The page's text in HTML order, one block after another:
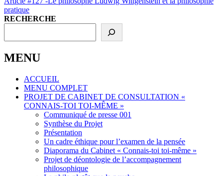
l’article
Post
pratique
RECHERCHE
MENU
ACCUEIL
MENU COMPLET
PROJET DE CABINET DE CONSULTATION «
CONNAIS-TOI TOI-MÊME »
Communiqué de presse 001
Synthèse du Projet
Présentation
Un cadre éthique pour l’examen de la pensée
Diaporama du Cabinet « Connais-toi toi-même »
Projet de déontologie de l’accompagnement
philosophique